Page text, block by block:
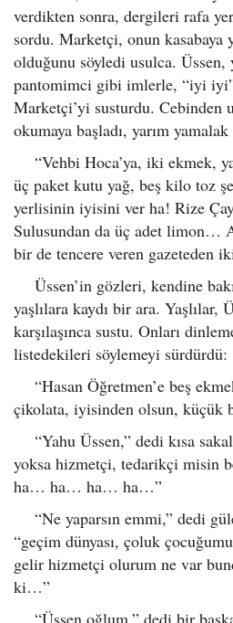
verdikten sonra, dergileri rafa
sordu. Marketçi, onun kasabaya
olduğunu söyledi usulca. Üssen,
pantomimci gibi imlerle, “iyi
Marketçi’yi susturdu. Cebinden
okumaya başladı, yarım
“Vehbi Hoca’ya, iki ekmek,
üç paket kutu yağ, beş kilo toz
yerlisinin iyisini ver ha! Rize
Sulusundan da üç adet limon…
bir de tencere veren gazeteden
Üssen’in gözleri, kendine
yaşlılara kaydı bir ara. Yaşlılar,
karşılaşınca sustu. Onları
listedekileri söylemeyi sürdürdü:
“Hasan Öğretmen’e beş
çikolata, iyisinden olsun, küçük
“Yahu Üssen,” dedi kısa
yoksa hizmetçi, tedarikçi misin
ha… ha… ha… ha…”
“Ne yaparsın emmi,” dedi
“geçim dünyası, çoluk
gelir hizmetçi olurum ne var
ki…”
“Üssen oğlum,” dedi bir